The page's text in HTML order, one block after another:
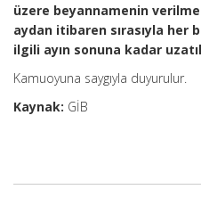
üzere beyannamenin
aydan itibaren sırasıyla her
ilgili ayın sonuna kadar
Kamuoyuna saygıyla duyurulur.
Kaynak: GİB